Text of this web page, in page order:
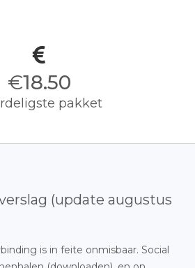
€18.50
pakket
(update augustus
is in feite onmisbaar. Social